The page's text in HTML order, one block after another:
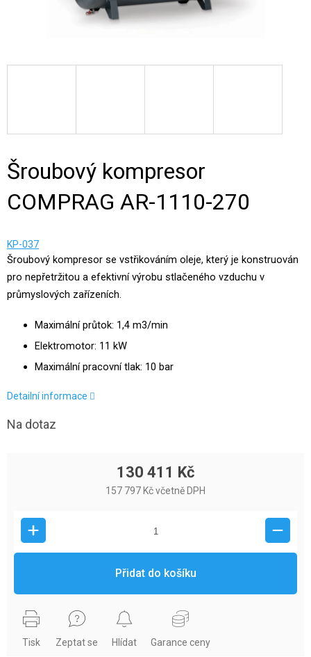
Šroubový kompresor
COMPRAG AR-1110-270
KP-037
Šroubový kompresor se vstřikováním oleje, který je konstruován
pro nepřetržitou a efektivní výrobu stlačeného vzduchu v
průmyslových zařízeních.
Maximální průtok: 1,4 m3/min
Elektromotor: 11 kW
Maximální pracovní tlak: 10 bar
Detailní informace
Na dotaz
130 411 Kč
157 797 Kč včetně DPH
Přidat do košíku
Tisk Zeptat se Hlídat Garance ceny